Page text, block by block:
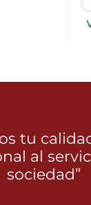
tu
al
sociedad”